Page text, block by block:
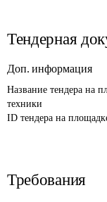
Тендерная
Доп. информация
Название тендера на
техники
ID тендера на
Требования